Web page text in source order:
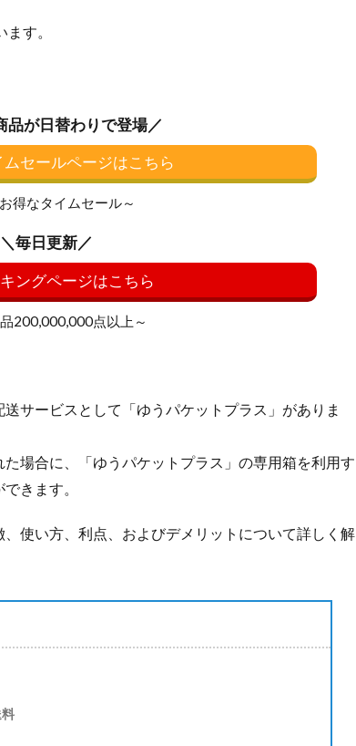
す。
品が日替わりで登場／
セールページはこちら
得なタイムセール～
＼毎日更新／
ングページはこちら
200,000,000点以上～
サービスとして「ゆうパケットプラス」がありま
場合に、「ゆうパケットプラス」の専用箱を利用す
きます。
使い方、利点、およびデメリットについて詳しく解